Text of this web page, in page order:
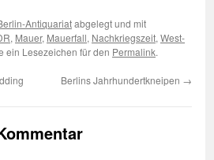
Antiquariatabgelegt und mit
, Mauer, Mauerfall, Nachkriegszeit, West-
ein Lesezeichen für den Permalink.
Berlins Jahrhundertkneipen →